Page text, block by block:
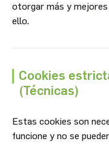
otorgar más y
ello.
Cookies
(Técnicas)
Estas cookies son
funcione y no se